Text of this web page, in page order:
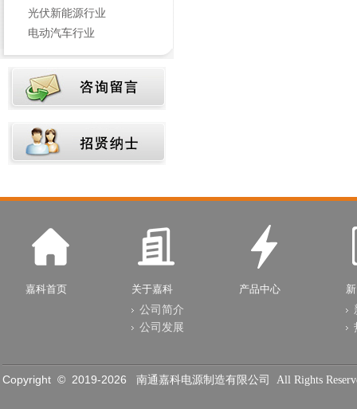
光伏新能源行业
电动汽车行业
嘉科首页
关于嘉科
公司简介
公司发展
产品中心
Copyright © 2019-2026 南通嘉科电源制造有限公司 All Rights